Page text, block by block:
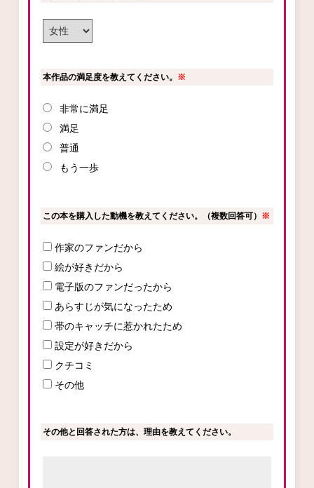
コミックエッセイ
本作品の満足度を教えてください。 ※
非常に満足
満足
普通
もう一歩
この本を購入した動機を教えてください。（複数回答可） ※
作家のファンだから
絵が好きだから
電子版のファンだったから
あらすじが気になったため
帯のキャッチに惹かれたため
設定が好きだから
クチコミ
その他
その他と回答された方は、理由を教えてください。